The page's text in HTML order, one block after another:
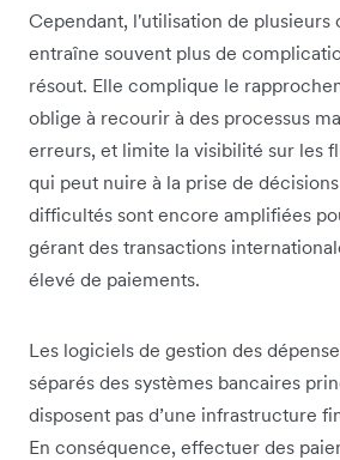
Cependant, l'utilisation de plusieurs
entraîne souvent plus de
résout. Elle complique le
oblige à recourir à des processus
erreurs, et limite la visibilité sur les
qui peut nuire à la prise de
difficultés sont encore amplifiées
gérant des transactions
élevé de paiements.
Les logiciels de gestion des
séparés des systèmes bancaires
disposent pas d’une infrastructure
En conséquence, effectuer des